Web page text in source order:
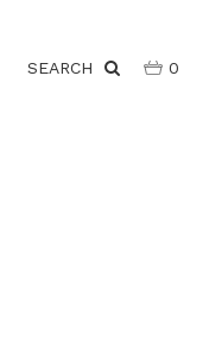
SEARCH 0